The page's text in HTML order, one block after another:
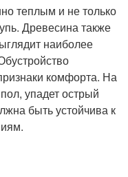
теплым и не только
Древесина также
наиболее
комфорта. На
упадет острый
быть устойчива к